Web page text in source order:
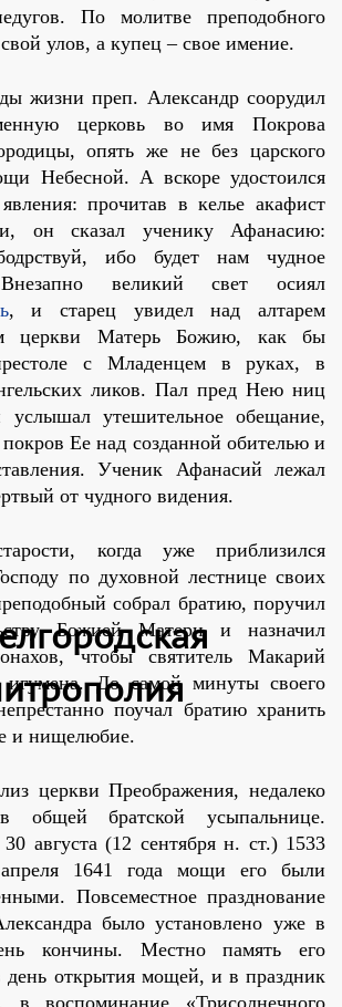
По молитве преподобного
улов, а купец – свое имение.
жизни преп. Александр соорудил
церковь во имя Покрова
опять же не без царского
Небесной. А вскоре удостоился
прочитав в келье акафист
он сказал ученику Афанасию:
ибо будет нам чудное
великий свет осиял
, и старец увидел над алтарем
церкви Матерь Божию, как бы
с Младенцем в руках, в
ликов. Пал пред Нею ниц
услышал утешительное обещание,
покров Ее над созданной обителью и
Ученик Афанасий лежал
от чудного видения.
когда уже приблизился
по духовной лестнице своих
собрал братию, поручил
Божией Матери и назначил
чтобы святитель Макарий
До самой минуты своего
поучал братию хранить
и нищелюбие.
церкви Преображения, недалеко
общей братской усыпальнице.
августа (12 сентября н. ст.) 1533
1641 года мощи его были
Повсеместное празднование
было установлено уже в
кончины. Местно память его
день открытия мощей, и в праздник
в воспоминание «Трисолнечного